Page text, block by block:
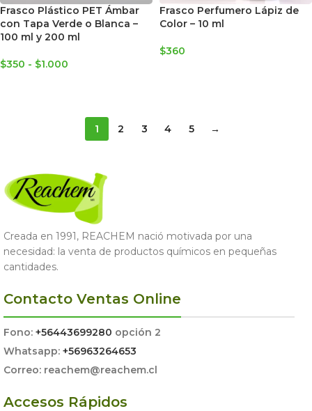
Frasco Plástico PET Ámbar
con Tapa Verde o Blanca –
100 ml y 200 ml
$350 - $1.000
Frasco Perfumero Lápiz de
Color – 10 ml
$360
1 2 3 4 5 →
Creada en 1991, REACHEM nació motivada por una
necesidad: la venta de productos químicos en pequeñas
cantidades.
Contacto Ventas Online
Fono: +56443699280 opción 2
Whatsapp: +56963264653
Correo: reachem@reachem.cl
Accesos Rápidos